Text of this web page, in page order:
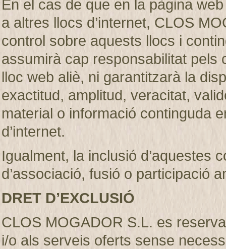
En el cas de que en la pàgina
a altres llocs d’internet, CLOS
control sobre aquests llocs i
assumirà cap responsabilitat pels
lloc web aliè, ni garantitzarà la
exactitud, amplitud, veracitat,
material o informació continguda
d’internet.
Igualment, la inclusió d’aquestes
d’associació, fusió o participació
DRET D’EXCLUSIÓ
CLOS MOGADOR S.L. es
i/o als serveis oferts sense